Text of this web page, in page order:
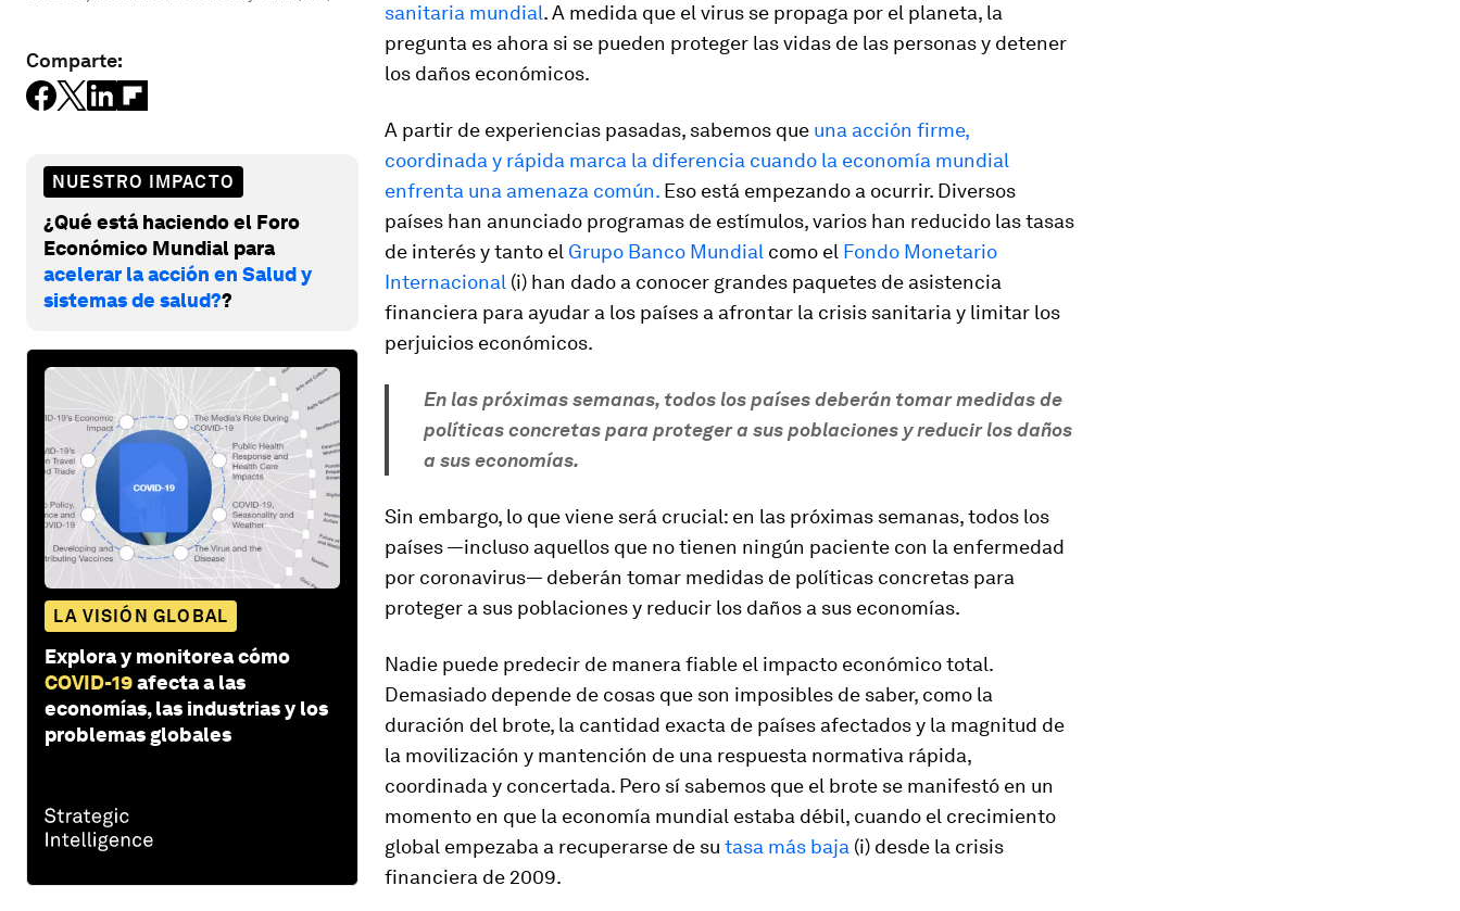
Comparte:
NUESTRO IMPACTO
¿Qué está haciendo el Foro
Económico Mundial para
acelerar la acción en Salud y
sistemas de salud??
LA VISIÓN GLOBAL
Explora y monitorea cómo
COVID-19afecta a las
economías, las industrias y los
problemas globales
sanitaria mundial. A medida que el virus se propaga por el planeta, la
pregunta es ahora si se pueden proteger las vidas de las personas y detener
los daños económicos.
A partir de experiencias pasadas, sabemos que una acción firme,
coordinada y rápida marca la diferencia cuando la economía mundial
enfrenta una amenaza común. Eso está empezando a ocurrir. Diversos
países han anunciado programas de estímulos, varios han reducido las tasas
de interés y tanto el Grupo Banco Mundial como el Fondo Monetario
Internacional (i) han dado a conocer grandes paquetes de asistencia
financiera para ayudar a los países a afrontar la crisis sanitaria y limitar los
perjuicios económicos.
En las próximas semanas, todos los países deberán tomar medidas de
políticas concretas para proteger a sus poblaciones y reducir los daños
a sus economías.
Sin embargo, lo que viene será crucial: en las próximas semanas, todos los
países —incluso aquellos que no tienen ningún paciente con la enfermedad
por coronavirus— deberán tomar medidas de políticas concretas para
proteger a sus poblaciones y reducir los daños a sus economías.
Nadie puede predecir de manera fiable el impacto económico total.
Demasiado depende de cosas que son imposibles de saber, como la
duración del brote, la cantidad exacta de países afectados y la magnitud de
la movilización y mantención de una respuesta normativa rápida,
coordinada y concertada. Pero sí sabemos que el brote se manifestó en un
momento en que la economía mundial estaba débil, cuando el crecimiento
global empezaba a recuperarse de su tasa más baja (i) desde la crisis
financiera de 2009.